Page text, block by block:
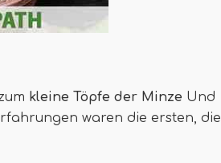
kleine Töpfe der Minze Und
waren die ersten, die